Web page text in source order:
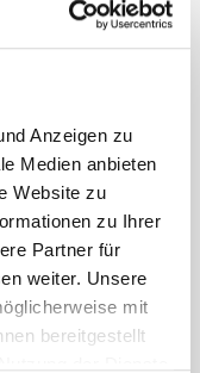
Anzeigen zu
Medien anbieten
Website zu
zu Ihrer
Partner für
weiter. Unsere
mit
bereitgestellt